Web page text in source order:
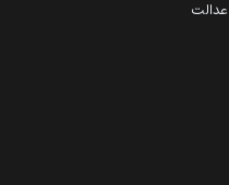
عدالت